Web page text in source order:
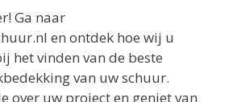
Ga naar
en ontdek hoe wij u
het vinden van de beste
van uw schuur.
over uw project en geniet van